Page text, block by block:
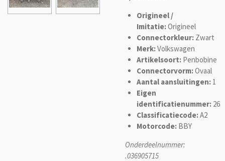
Origineel /
Imitatie:Origineel
Connectorkleur: Zwart
Merk:Volkswagen
Artikelsoort: Penbobine
Connectorvorm:Ovaal
Aantal aansluitingen: 1
Eigen
identificatienummer: 26
Classificatiecode:A2
Motorcode: BBY
Onderdeelnummer:
.036905715